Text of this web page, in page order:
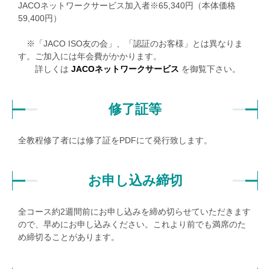
JACOネットワークサービス加入者※65,340円（本体価格
59,400円）
※「JACO ISO友の会」、「認証のお客様」とは異なりま
す。ご加入には年会費がかかります。
詳しくは JACOネットワークサービス を御覧下さい。
修了証等
全教程修了者には修了証をPDFにて発行致します。
お申し込み締切
全コース約2週間前にお申し込みを締め切らせていただきます
ので、早めにお申し込みください。これより前でも満席のた
め締切ることがあります。